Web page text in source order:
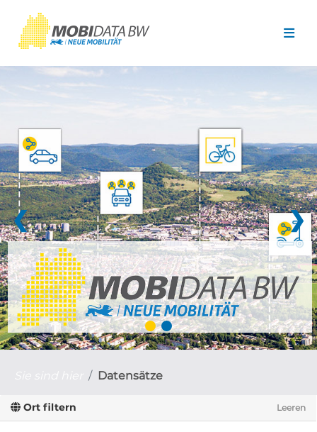
❮ ❯
Datensätze
Ort filtern Leeren